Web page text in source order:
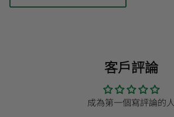
客戶評論
成為第一個寫評論的人